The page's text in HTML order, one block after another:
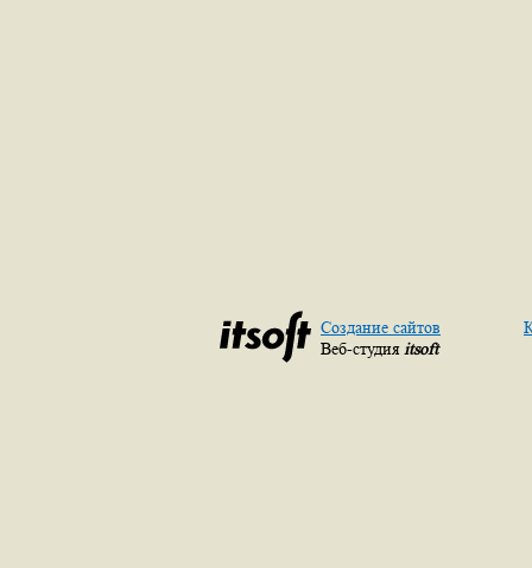
Создание сайтов
Веб-студия itsoft